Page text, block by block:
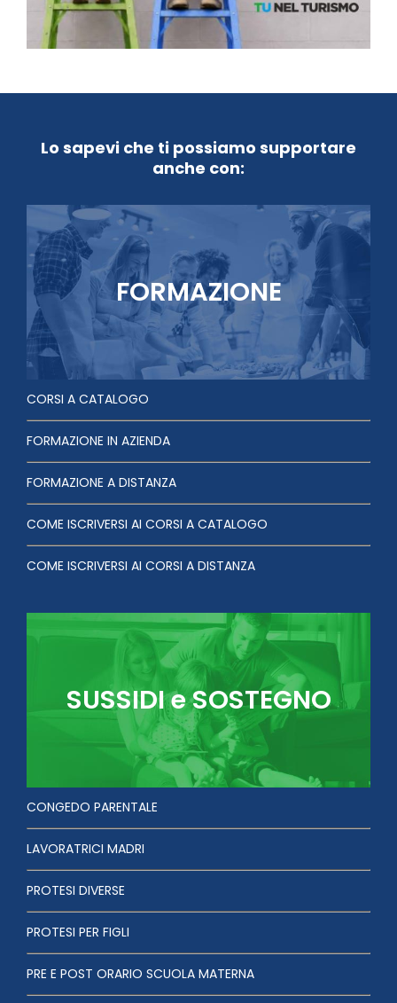
Lo sapevi che ti possiamo supportare
anche con:
FORMAZIONE
CORSI A CATALOGO
FORMAZIONE IN AZIENDA
FORMAZIONE A DISTANZA
COME ISCRIVERSI AI CORSI A CATALOGO
COME ISCRIVERSI AI CORSI A DISTANZA
SUSSIDI e SOSTEGNO
CONGEDO PARENTALE
LAVORATRICI MADRI
PROTESI DIVERSE
PROTESI PER FIGLI
PRE E POST ORARIO SCUOLA MATERNA